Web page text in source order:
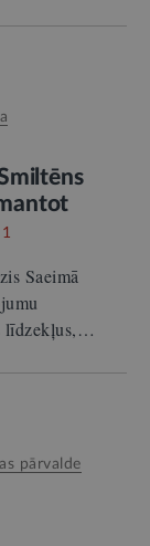
1
Saeimā
līdzekļus,…
pārvalde